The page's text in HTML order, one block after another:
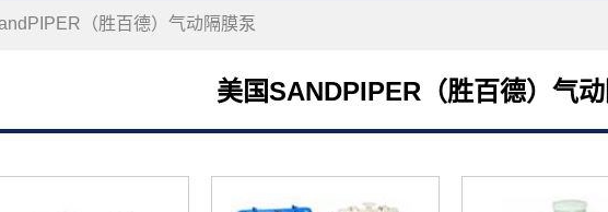
（胜百德）气动隔膜泵
美国SANDPIPER（胜百德）气